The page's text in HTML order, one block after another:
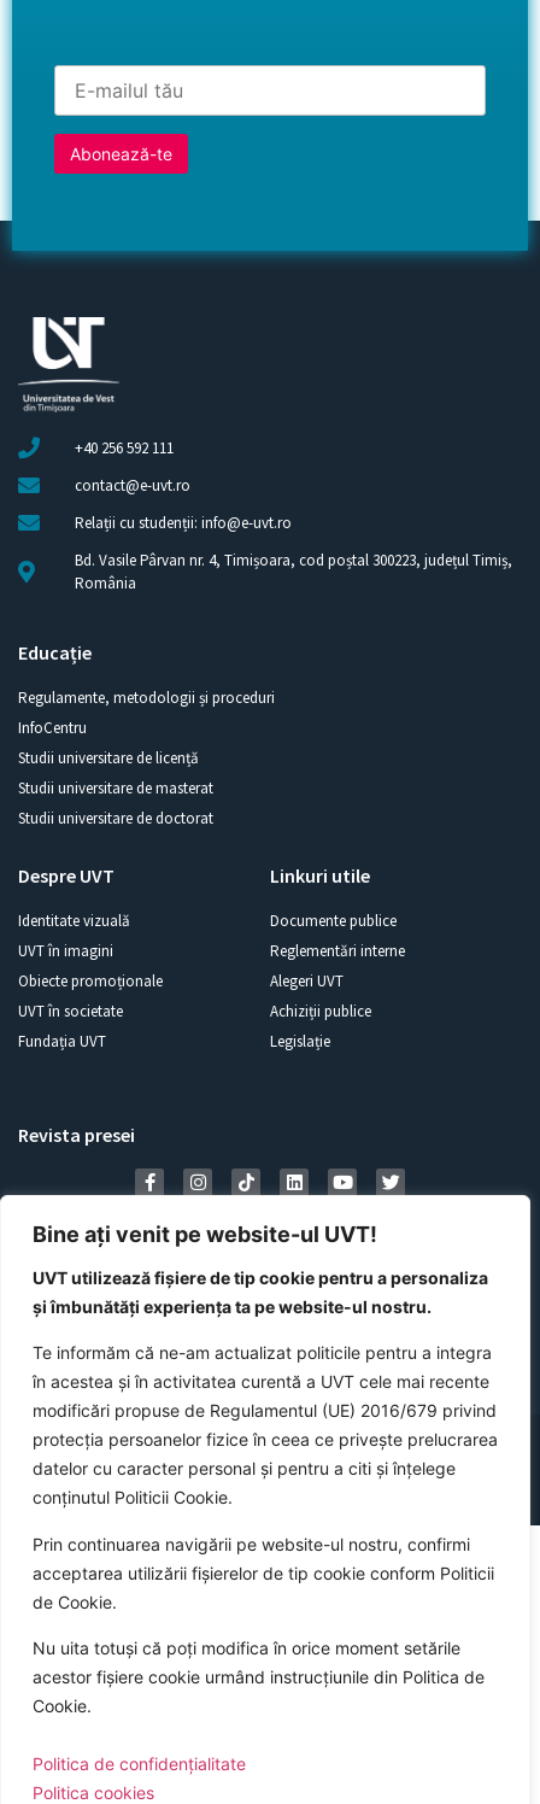
Bine ați venit pe website-ul UVT!
UVT utilizează fișiere de tip cookie pentru a personaliza
și îmbunătăți experiența ta pe website-ul nostru.
Te informăm că ne-am actualizat politicile pentru a integra
în acestea și în activitatea curentă a UVT cele mai recente
modificări propuse de Regulamentul (UE) 2016/679 privind
protecția persoanelor fizice în ceea ce privește prelucrarea
datelor cu caracter personal și pentru a citi și înțelege
conținutul Politicii Cookie.
Prin continuarea navigării pe website-ul nostru, confirmi
acceptarea utilizării fișierelor de tip cookie conform Politicii
de Cookie.
Nu uita totuși că poți modifica în orice moment setările
acestor fișiere cookie urmând instrucțiunile din Politica de
Cookie.
Politica de confidențialitate
Politica cookies
+40 256 592 111
contact@e-uvt.ro
Relații cu studenții: info@e-uvt.ro
Bd. Vasile Pârvan nr. 4, Timișoara, cod poștal 300223, județul Timiș,
România
Educație
Regulamente, metodologii și proceduri
InfoCentru
Studii universitare de licență
Studii universitare de masterat
Studii universitare de doctorat
Despre UVT
Identitate vizuală
UVT în imagini
Obiecte promoționale
UVT în societate
Fundația UVT
Linkuri utile
Documente publice
Reglementări interne
Alegeri UVT
Achiziții publice
Legislație
Revista presei
©2026Universitatea de Vest din Timișoara
SitemapPolitica cookies a UVT